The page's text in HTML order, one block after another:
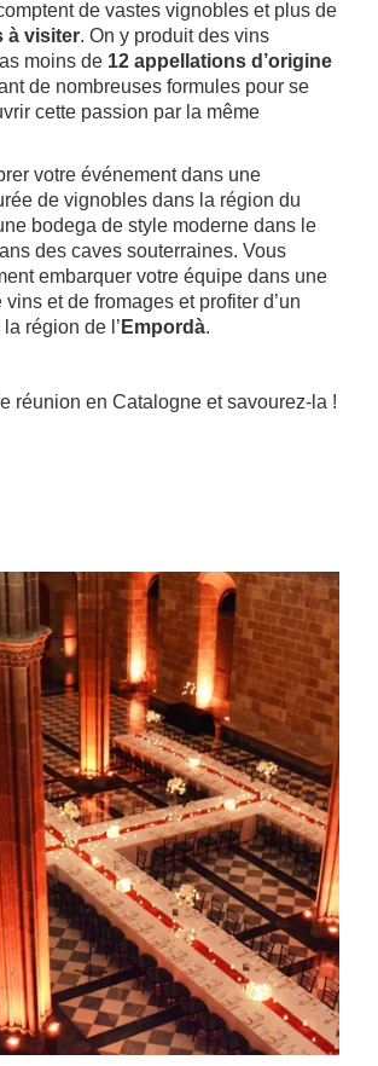
de vastes vignobles et plus de
à visiter. On y produit des vins
moins de 12 appellations d’origine
de nombreuses formules pour se
cette passion par la même
votre événement dans une
de vignobles dans la région du
bodega de style moderne dans le
des caves souterraines. Vous
embarquer votre équipe dans une
et de fromages et profiter d’un
région de l’ Empordà.
réunion en Catalogne et savourez-la !